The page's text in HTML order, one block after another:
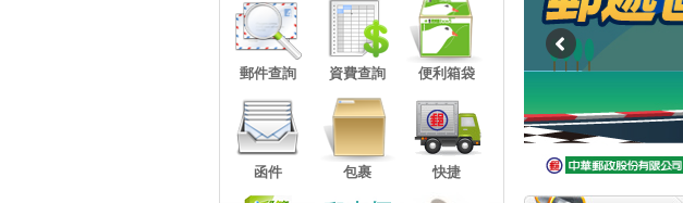
郵件查詢 資費查詢 便利箱袋
函件 包裹 快捷